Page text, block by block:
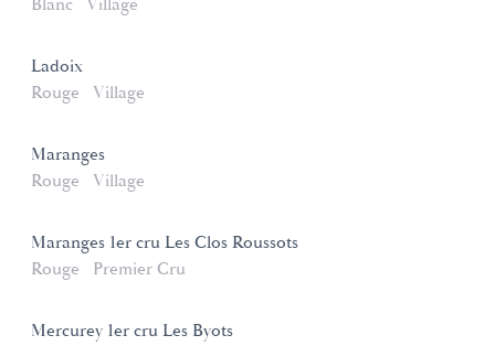
Ladoix
Rouge
Village
Maranges
Rouge
Village
Maranges 1er cru Les Clos Roussots
Rouge
Premier Cru
Mercurey 1er cru Les Byots